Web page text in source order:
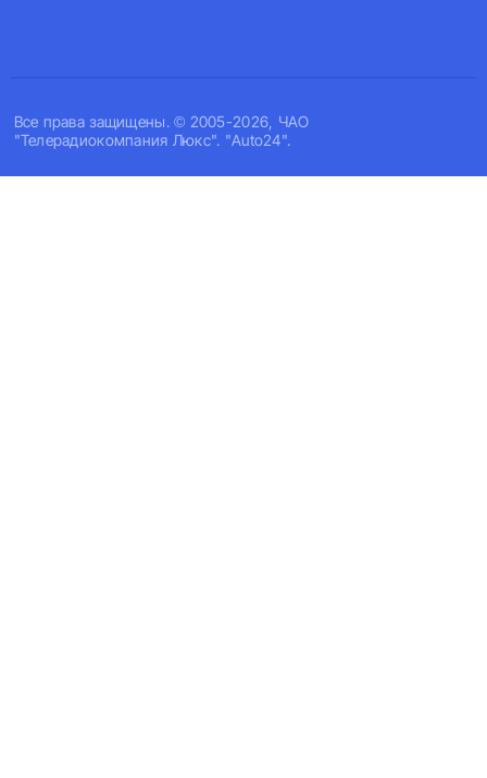
Все права защищены. © 2005-2026, ЧАО
"Телерадиокомпания Люкс". "Auto24".